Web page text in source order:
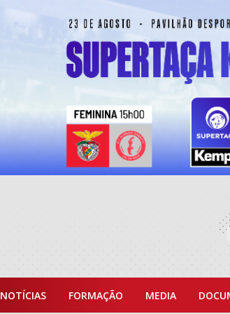
NOTÍCIAS FORMAÇÃO MEDIA